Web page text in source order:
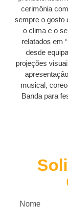
cerimônia
sempre o gosto
o clima e o
relatados em
desde
projeções
musical,
Banda para
Nome